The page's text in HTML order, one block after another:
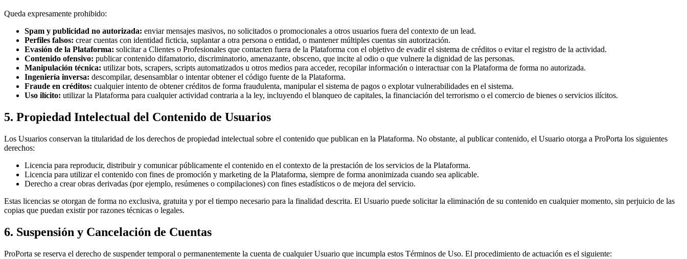
Queda expresamente prohibido:
Spam y publicidad no autorizada: enviar mensajes masivos, no solicitados o promocionales a otros usuarios fuera del contexto de un lead.
Perfiles falsos: crear cuentas con identidad ficticia, suplantar a otra persona o entidad, o mantener múltiples cuentas sin autorización.
Evasión de la Plataforma: solicitar a Clientes o Profesionales que contacten fuera de la Plataforma con el objetivo de evadir el sistema de créditos o evitar el registro de la actividad.
Contenido ofensivo: publicar contenido difamatorio, discriminatorio, amenazante, obsceno, que incite al odio o que vulnere la dignidad de las personas.
Manipulación técnica: utilizar bots, scrapers, scripts automatizados u otros medios para acceder, recopilar información o interactuar con la Plataforma de forma no autorizada.
Ingeniería inversa: descompilar, desensamblar o intentar obtener el código fuente de la Plataforma.
Fraude en créditos: cualquier intento de obtener créditos de forma fraudulenta, manipular el sistema de pagos o explotar vulnerabilidades en el sistema.
Uso ilícito: utilizar la Plataforma para cualquier actividad contraria a la ley, incluyendo el blanqueo de capitales, la financiación del terrorismo o el comercio de bienes o servicios ilícitos.
5. Propiedad Intelectual del Contenido de Usuarios
Los Usuarios conservan la titularidad de los derechos de propiedad intelectual sobre el contenido que publican en la Plataforma. No obstante, al publicar contenido, el Usuario otorga a ProPorta los siguientes
derechos:
Licencia para reproducir, distribuir y comunicar públicamente el contenido en el contexto de la prestación de los servicios de la Plataforma.
Licencia para utilizar el contenido con fines de promoción y marketing de la Plataforma, siempre de forma anonimizada cuando sea aplicable.
Derecho a crear obras derivadas (por ejemplo, resúmenes o compilaciones) con fines estadísticos o de mejora del servicio.
Estas licencias se otorgan de forma no exclusiva, gratuita y por el tiempo necesario para la finalidad descrita. El Usuario puede solicitar la eliminación de su contenido en cualquier momento, sin perjuicio de las
copias que puedan existir por razones técnicas o legales.
6. Suspensión y Cancelación de Cuentas
ProPorta se reserva el derecho de suspender temporal o permanentemente la cuenta de cualquier Usuario que incumpla estos Términos de Uso. El procedimiento de actuación es el siguiente: